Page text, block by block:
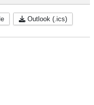
Outlook (.ics)